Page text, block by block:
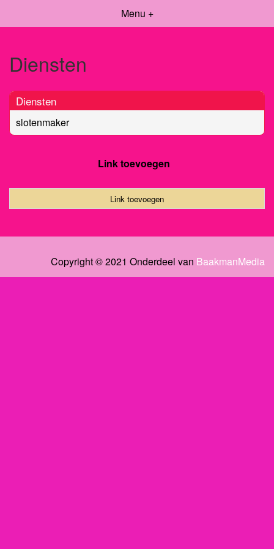
Menu +
Diensten
Diensten
slotenmaker
Link toevoegen
Link toevoegen
Copyright © 2021 Onderdeel van BaakmanMedia